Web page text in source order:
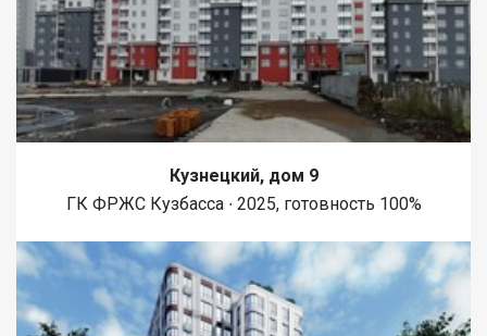
Кузнецкий, дом 9
ГК ФРЖС Кузбасса ∙ 2025, готовность 100%